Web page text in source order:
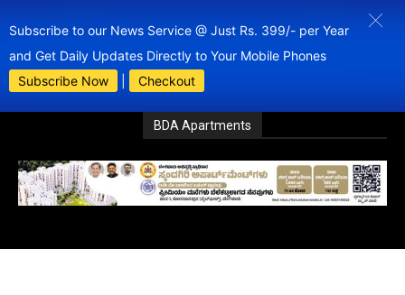
Subscribe to our News Service @ Just Rs. 399/- per Year
and Get Daily Updates Directly to Your Mobile Phones
Subscribe Now
Checkout
BDA Apartments